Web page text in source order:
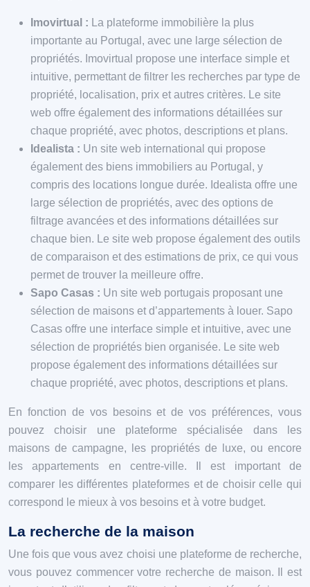
Imovirtual :
La plateforme immobilière la plus
importante au Portugal, avec une large sélection de
propriétés. Imovirtual propose une interface simple et
intuitive, permettant de filtrer les recherches par type de
propriété, localisation, prix et autres critères. Le site
web offre également des informations détaillées sur
chaque propriété, avec photos, descriptions et plans.
Idealista : Un site web international qui propose
également des biens immobiliers au Portugal, y
compris des locations longue durée. Idealista offre une
large sélection de propriétés, avec des options de
filtrage avancées et des informations détaillées sur
chaque bien. Le site web propose également des outils
de comparaison et des estimations de prix, ce qui vous
permet de trouver la meilleure offre.
Sapo Casas : Un site web portugais proposant une
sélection de maisons et d’appartements à louer. Sapo
Casas offre une interface simple et intuitive, avec une
sélection de propriétés bien organisée. Le site web
propose également des informations détaillées sur
chaque propriété, avec photos, descriptions et plans.
En fonction de vos besoins et de vos préférences, vous
pouvez choisir une plateforme spécialisée dans les
maisons de campagne, les propriétés de luxe, ou encore
les appartements en centre-ville. Il est important de
comparer les différentes plateformes et de choisir celle qui
correspond le mieux à vos besoins et à votre budget.
La recherche de la maison
Une fois que vous avez choisi une plateforme de recherche,
vous pouvez commencer votre recherche de maison. Il est